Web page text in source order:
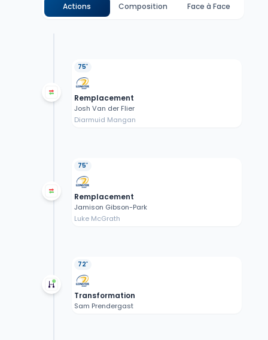
Actions Composition Face à Face
75'
Remplacement
Josh Van der Flier
Diarmuid Mangan
75'
Remplacement
Jamison Gibson-Park
Luke McGrath
72'
Transformation
Sam Prendergast